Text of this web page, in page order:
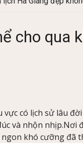
cho qua
có lịch sử lâu
và nhộn nhịp.Nơi
khó cưỡng đã